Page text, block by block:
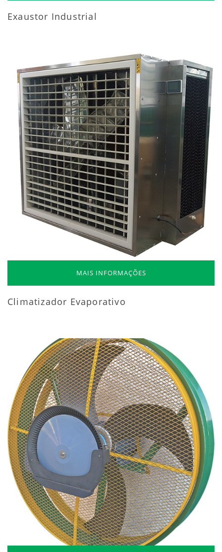
Exaustor Industrial
MAIS INFORMAÇÕES
Climatizador Evaporativo